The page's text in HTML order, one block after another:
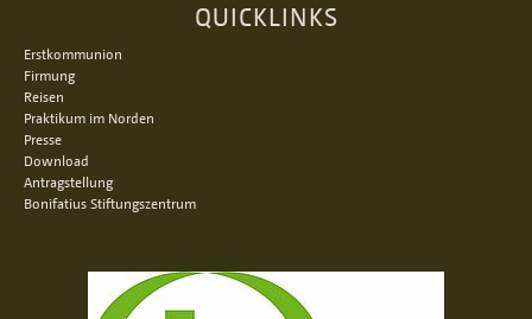
QUICKLINKS
Erstkommunion
Firmung
Reisen
Praktikum im Norden
Presse
Download
Antragstellung
Bonifatius Stiftungszentrum